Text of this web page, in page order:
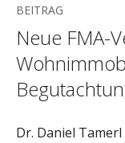
BEITRAG
Neue FMA-
Dr. Daniel